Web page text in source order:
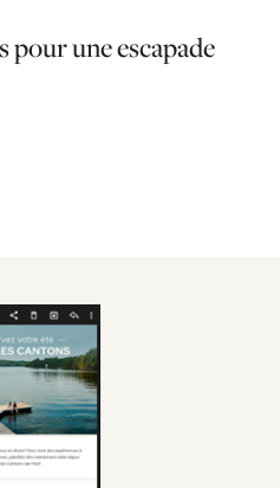
pour une escapade